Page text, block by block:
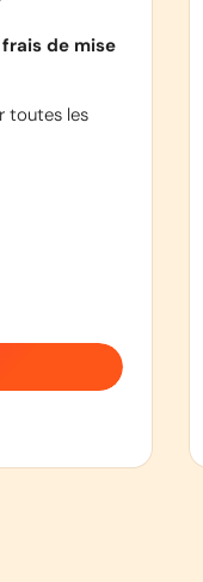
de mise
toutes les